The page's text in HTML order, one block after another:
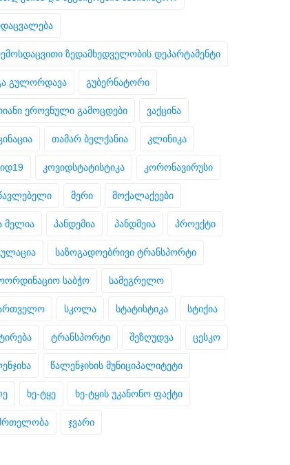
ზედამხედველობის დეპარტამენტი
გულორდავა გუბერნატორი
ეროვნული გამოცდები ვაქცინა
თამარ ბელქანია კლინიკა
კოვიდსტატისტიკა კორონავირუსი
მერი მოქალაქეები
მელია პანდემია პანდმეია პროექტი
საზოგადოებრივი ტრანსპორტი
საბჭო სამეგრელო
სკოლა სტატისტიკა სტიქია
ტრანსპორტი შეზღუდვა ცესკო
წალენჯიხის მუნიციპალიტეტი
ხე-ტყე ხე-ტყის უკანონო ფაქტი
ჯვარი